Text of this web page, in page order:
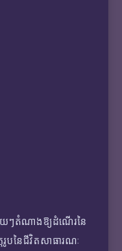
យៗតំណាងឱ្យដំណើរនៃ
បនៃជីវិតសាធារណៈ